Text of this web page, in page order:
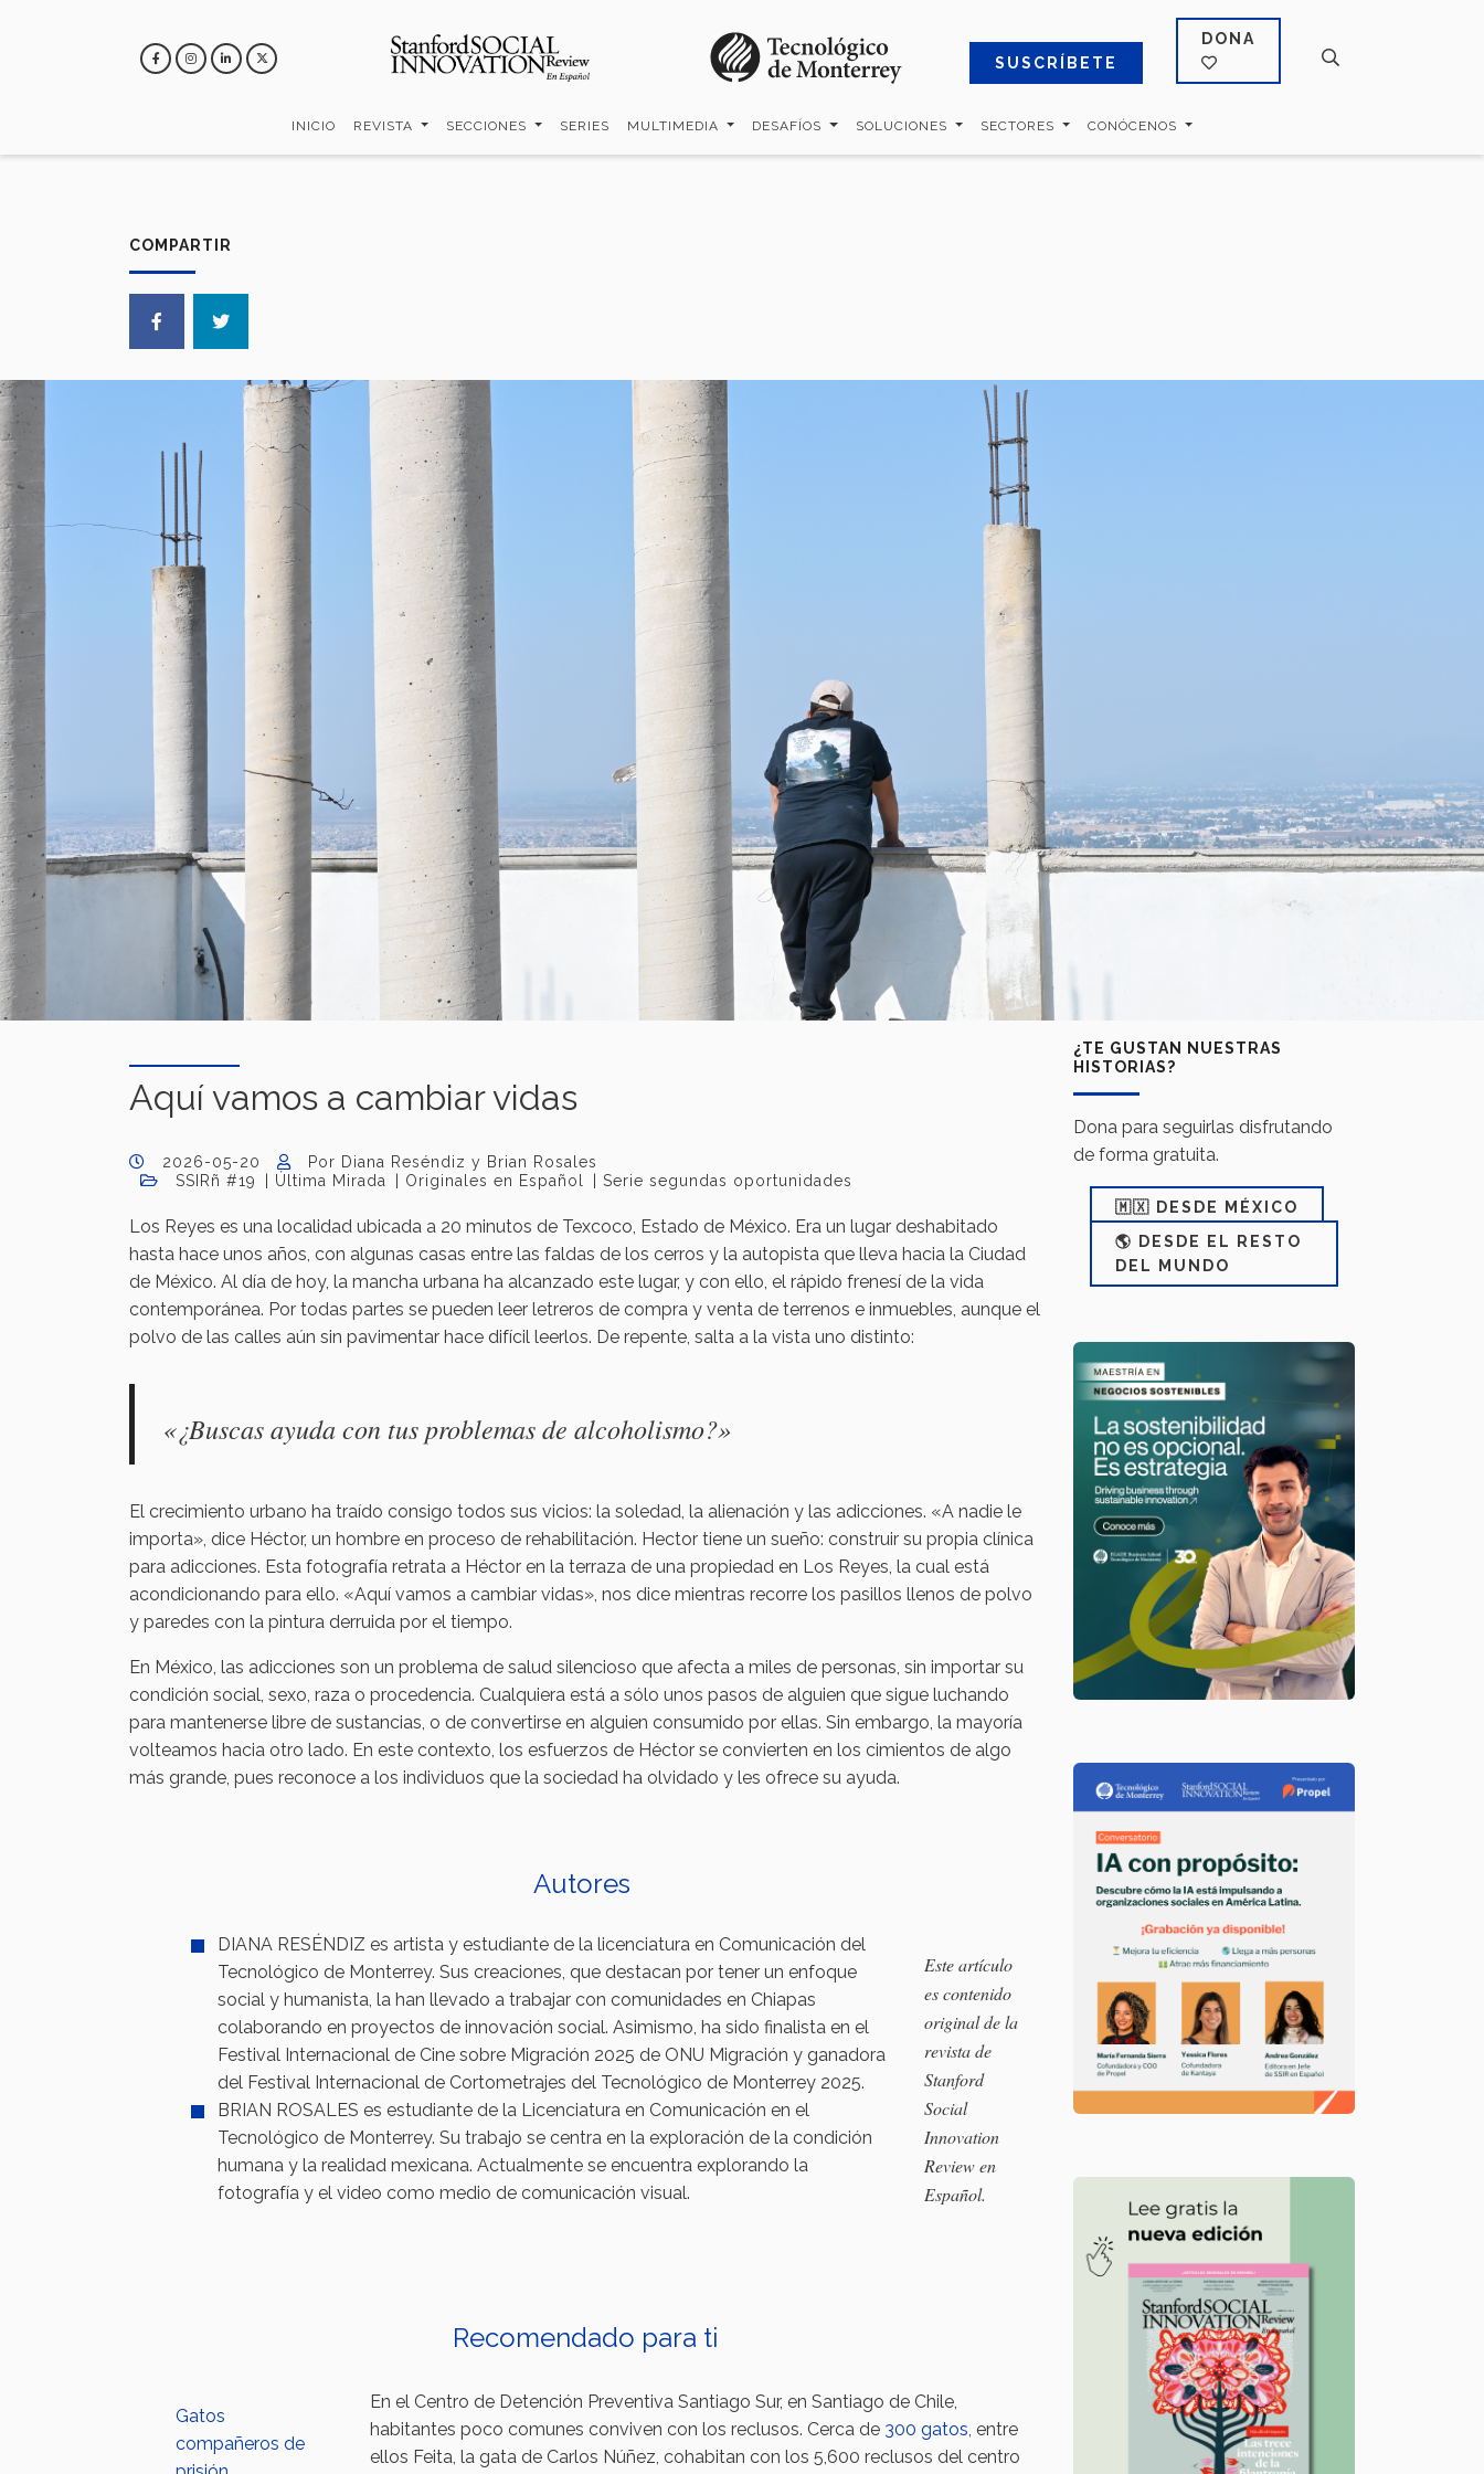
SUSCRÍBETE
DONA
INICIO REVISTA SECCIONES SERIES MULTIMEDIA DESAFÍOS SOLUCIONES SECTORES CONÓCENOS
COMPARTIR
Aquí vamos a cambiar vidas
2026-05-20
Por Diana Reséndiz y Brian Rosales
SSIRñ #19
Última Mirada Originales en Español Serie segundas oportunidades
Los Reyes es una localidad ubicada a 20 minutos de Texcoco, Estado de México. Era un lugar deshabitado
hasta hace unos años, con algunas casas entre las faldas de los cerros y la autopista que lleva hacia la Ciudad
de México. Al día de hoy, la mancha urbana ha alcanzado este lugar, y con ello, el rápido frenesí de la vida
contemporánea. Por todas partes se pueden leer letreros de compra y venta de terrenos e inmuebles, aunque el
polvo de las calles aún sin pavimentar hace difícil leerlos. De repente, salta a la vista uno distinto:
«¿Buscas ayuda con tus problemas de alcoholismo?»
El crecimiento urbano ha traído consigo todos sus vicios: la soledad, la alienación y las adicciones. «A nadie le
importa», dice Héctor, un hombre en proceso de rehabilitación. Hector tiene un sueño: construir su propia clínica
para adicciones. Esta fotografía retrata a Héctor en la terraza de una propiedad en Los Reyes, la cual está
acondicionando para ello. «Aquí vamos a cambiar vidas», nos dice mientras recorre los pasillos llenos de polvo
y paredes con la pintura derruida por el tiempo.
En México, las adicciones son un problema de salud silencioso que afecta a miles de personas, sin importar su
condición social, sexo, raza o procedencia. Cualquiera está a sólo unos pasos de alguien que sigue luchando
para mantenerse libre de sustancias, o de convertirse en alguien consumido por ellas. Sin embargo, la mayoría
volteamos hacia otro lado. En este contexto, los esfuerzos de Héctor se convierten en los cimientos de algo
más grande, pues reconoce a los individuos que la sociedad ha olvidado y les ofrece su ayuda.
Autores
DIANA RESÉNDIZ es artista y estudiante de la licenciatura en Comunicación del
Tecnológico de Monterrey. Sus creaciones, que destacan por tener un enfoque
social y humanista, la han llevado a trabajar con comunidades en Chiapas
colaborando en proyectos de innovación social. Asimismo, ha sido finalista en el
Festival Internacional de Cine sobre Migración 2025 de ONU Migración y ganadora
del Festival Internacional de Cortometrajes del Tecnológico de Monterrey 2025.
BRIAN ROSALES es estudiante de la Licenciatura en Comunicación en el
Tecnológico de Monterrey. Su trabajo se centra en la exploración de la condición
humana y la realidad mexicana. Actualmente se encuentra explorando la
fotografía y el video como medio de comunicación visual.
Este artículo
es contenido
original de la
revista de
Stanford
Social
Innovation
Review en
Español.
Recomendado para ti
Gatos
compañeros de
En el Centro de Detención Preventiva Santiago Sur, en Santiago de Chile,
habitantes poco comunes conviven con los reclusos. Cerca de 300 gatos, entre
ellos Feita, la gata de Carlos Núñez, cohabitan con los 5,600 reclusos del centro
¿TE GUSTAN NUESTRAS
HISTORIAS?
Dona para seguirlas disfrutando
de forma gratuita.
🇲🇽 DESDE MÉXICO
🌎 DESDE EL RESTO
DEL MUNDO